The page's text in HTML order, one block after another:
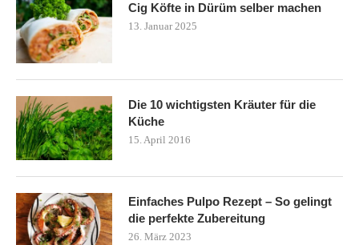
Cig Köfte in Dürüm selber machen
13. Januar 2025
Die 10 wichtigsten Kräuter für die
Küche
15. April 2016
Einfaches Pulpo Rezept – So gelingt
die perfekte Zubereitung
26. März 2023